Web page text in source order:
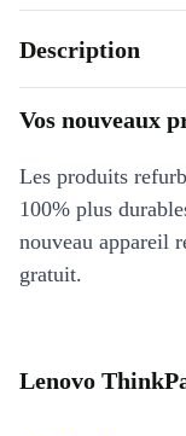
Description
Vos nouveaux
Les produits
100% plus
nouveau appareil
gratuit.
Lenovo